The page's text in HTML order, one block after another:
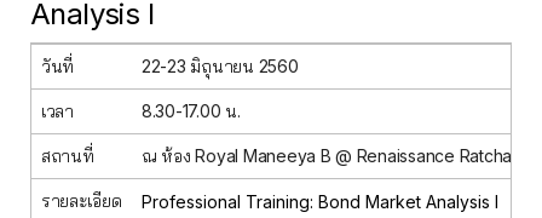
Analysis I
วันที่ 22-23 มิถุนายน 2560
เวลา 8.30-17.00 น.
สถานที่ ณ ห้อง Royal Maneeya B @ Renaissance
รายละเอียด
Professional Training: Bond Market Analysis I